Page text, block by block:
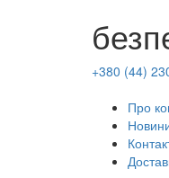
+380 (44)
Про